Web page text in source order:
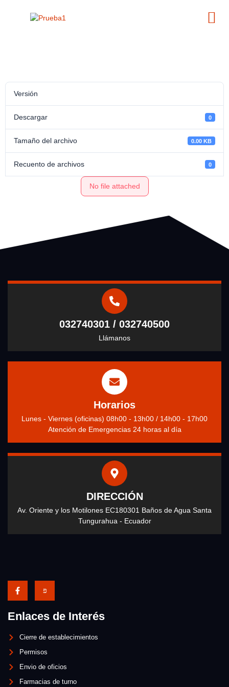
Versión
Descargar 0
Tamaño del archivo 0.00 KB
Recuento de archivos 0
No file attached
032740301 / 032740500
Llámanos
Horarios
Lunes - Viernes (oficinas) 08h00 - 13h00 / 14h00 - 17h00
Atención de Emergencias 24 horas al día
DIRECCIÓN
Av. Oriente y los Motilones EC180301 Baños de Agua Santa
Tungurahua - Ecuador
Enlaces de Interés
Cierre de establecimientos
Permisos
Envio de oficios
Farmacias de turno